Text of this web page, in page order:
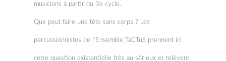
musiciens à partir du 3e cycle.
Que peut faire une tête sans corps ? Les
percussionnistes de l’Ensemble TaCTuS prennent ici
cette question existentielle très au sérieux et relèvent